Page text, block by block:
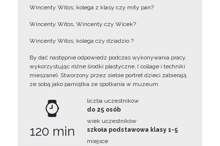
Wincenty Witos, kolega z klasy czy miły pan?
Wincenty Witos, Wincenty czy Wicek?
Wincenty Witos, kolega czy dziadzio ?
By dać następnie odpowiedz podczas wykonywania pracy,
wykorzystując różne środki plastyczne, ( collage i techniki
mieszane). Stworzony przez siebie portret dzieci zabierają
ze sobą jako pamiątka ze spotkania w muzeum.
120 min
liczba uczestników
do 25 osób
wiek uczestników
szkoła podstawowa klasy 1-5
miejsce